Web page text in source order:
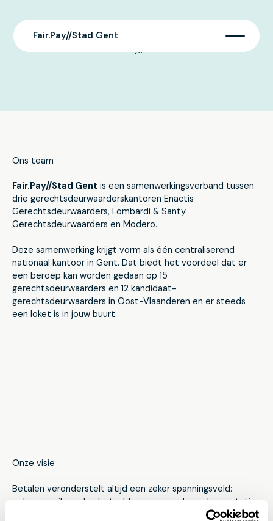
Fair.Pay//Stad Gent
Over Fair.Pay//Stad Gent
Ons team
Fair.Pay//Stad Gent is een samenwerkingsverband tussen
drie gerechtsdeurwaarderskantoren Enactis
Gerechtsdeurwaarders, Lombardi & Santy
Gerechtsdeurwaarders en Modero.
Deze samenwerking krijgt vorm als één centraliserend
nationaal kantoor in Gent. Dat biedt het voordeel dat er
een beroep kan worden gedaan op 15
gerechtsdeurwaarders en 12 kandidaat-
gerechtsdeurwaarders in Oost-Vlaanderen en er steeds
eenloket is in jouw buurt.
Onze visie
Betalen veronderstelt altijd een zeker spanningsveld:
iedereen wil worden betaald voor een geleverde prestatie,
maar niemand betaalt echt graag, zelfs wanneer dat geen